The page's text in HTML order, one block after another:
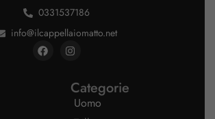
0331537186
info@ilcappellaiomatto.net
Categorie
Uomo